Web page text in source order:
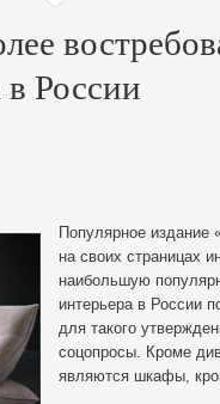
России
Популярное издание
на своих страницах
наибольшую
интерьера в России
для такого
соцопросы. Кроме
являются шкафы,